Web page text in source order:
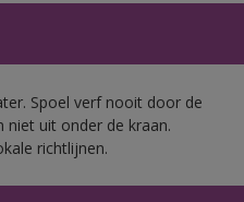
Spoel verf nooit door de
niet uit onder de kraan.
richtlijnen.